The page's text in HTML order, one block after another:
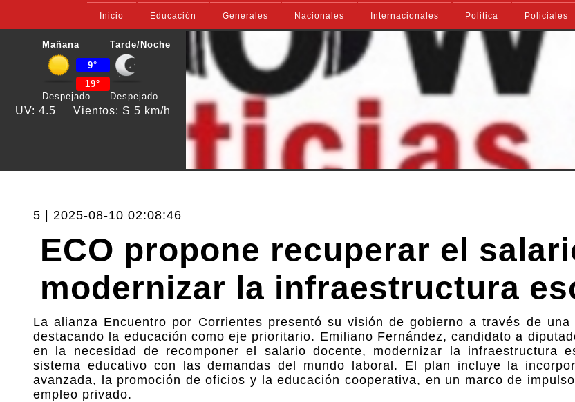
Inicio Educación Generales Nacionales Internacionales Politica Policiales
Mañana
Despejado
9°
19°
Tarde/Noche
Despejado
UV: 4.5 Vientos: S 5 km/h
5 | 2025-08-10 02:08:46
ECO propone recuperar el
modernizar la infraestructura
La alianza Encuentro por Corrientes presentó su visión de gobierno a través de una
destacando la educación como eje prioritario. Emiliano Fernández, candidato a
en la necesidad de recomponer el salario docente, modernizar la infraestructura
sistema educativo con las demandas del mundo laboral. El plan incluye la
avanzada, la promoción de oficios y la educación cooperativa, en un marco de
empleo privado.